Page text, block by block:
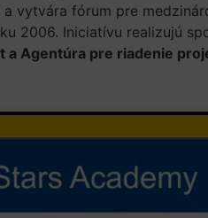
vytvára fórum pre
2006. Iniciatívu realizujú
a Agentúra pre riadenie